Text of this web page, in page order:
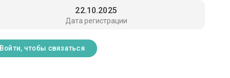
Дата регистрации
22.10.2025
Войти, чтобы связаться